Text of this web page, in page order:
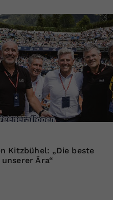
Kitzbühel: „Die beste
Ära“